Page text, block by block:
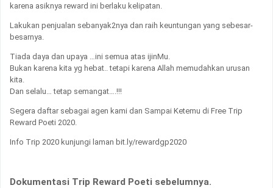
karena asiknya reward ini berlaku kelipatan.
Lakukan penjualan sebanyak2nya dan raih keuntungan yang sebesar-
besarnya.
Tiada daya dan upaya …ini semua atas ijinMu.
Bukan karena kita yg hebat.. tetapi karena Allah memudahkan urusan
kita.
Dan selalu… tetap semangat….!!!
Segera daftar sebagai agen kami dan Sampai Ketemu di Free Trip
Reward Poeti 2020.
Info Trip 2020 kunjungi laman bit.ly/rewardgp2020
Dokumentasi Trip Reward Poeti sebelumnya.